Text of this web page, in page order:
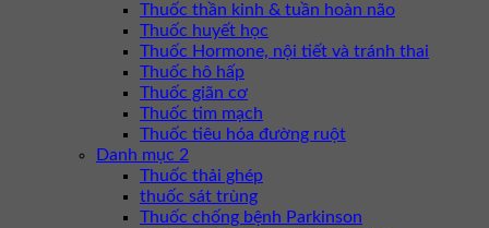
Thuốc thần kinh & tuần hoàn não
Thuốc huyết học
Thuốc Hormone, nội tiết và tránh thai
Thuốc hô hấp
Thuốc giãn cơ
Thuốc tim mạch
Thuốc tiêu hóa đường ruột
Danh mục 2
Thuốc thải ghép
thuốc sát trùng
Thuốc chống bệnh Parkinson